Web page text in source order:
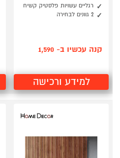
רגליים עשויות פלסטיק קשיח
2 גוונים לבחירה
קנה עכשיו ב- 1,590
למידע ורכישה